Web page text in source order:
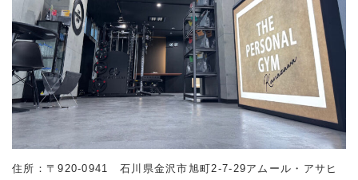
住所：〒920-0941 石川県金沢市旭町2-7-29アムール・アサヒ